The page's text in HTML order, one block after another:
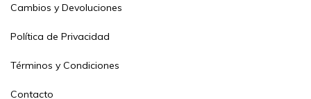
Cambios y Devoluciones
Política de Privacidad
Términos y Condiciones
Contacto